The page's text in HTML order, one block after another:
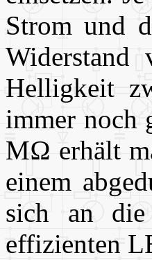
Strom und
Helligkeit
immer noch
MΩ erhält
einem
sich an
effizienten